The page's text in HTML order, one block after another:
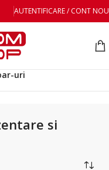
AUTENTIFICARE / CONT NOU
uri
si